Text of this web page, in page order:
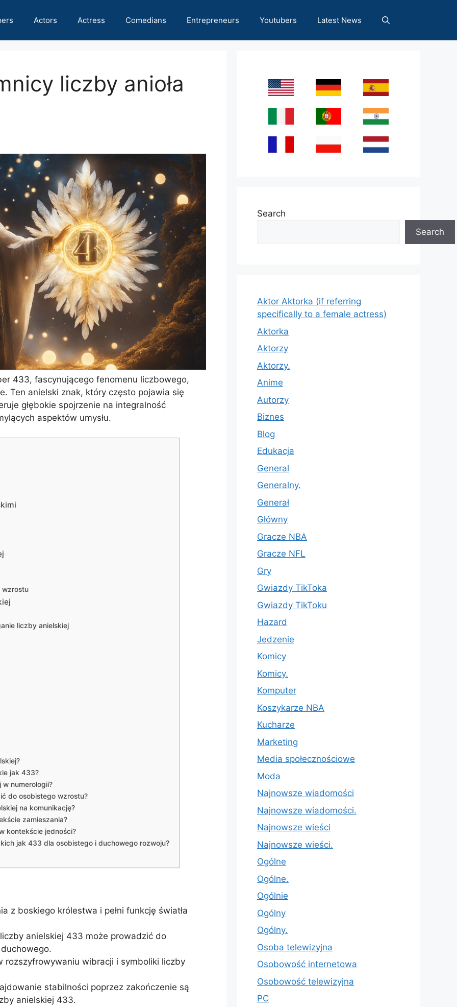
Actors Actress Comedians Entrepreneurs Youtubers Latest News
liczby anioła
433, fascynującego fenomenu liczbowego,
Ten anielski znak, który często pojawia się
głębokie spojrzenie na integralność
aspektów umysłu.
wzrostu
liczby anielskiej
jak 433?
numerologii?
do osobistego wzrostu?
na komunikację?
zamieszania?
kontekście jedności?
jak 433 dla osobistego i duchowego rozwoju?
z boskiego królestwa i pełni funkcję światła
anielskiej 433 może prowadzić do
rozszyfrowywaniu wibracji i symboliki liczby
stabilności poprzez zakończenie są
anielskiej 433.
Search
Search
Aktor Aktorka (if referring
specifically to a female actress)
Aktorka
Aktorzy
Aktorzy.
Anime
Autorzy
Biznes
Blog
Edukacja
General
Generalny.
Generał
Główny
Gracze NBA
Gracze NFL
Gry
Gwiazdy TikToka
Gwiazdy TikToku
Hazard
Jedzenie
Komicy
Komicy.
Komputer
Koszykarze NBA
Kucharze
Marketing
Media społecznościowe
Moda
Najnowsze wiadomości
Najnowsze wiadomości.
Najnowsze wieści
Najnowsze wieści.
Ogólne
Ogólne.
Ogólnie
Ogólny
Ogólny.
Osoba telewizyjna
Osobowość internetowa
Osobowość telewizyjna
PC